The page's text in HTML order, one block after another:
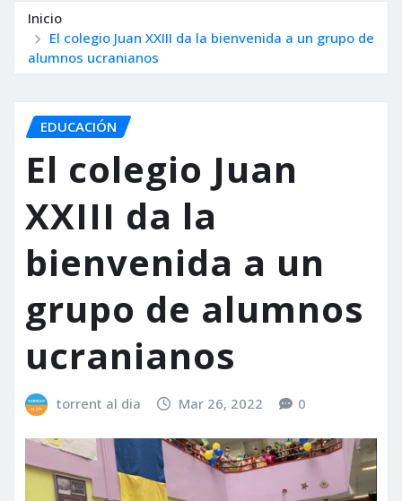
Inicio
El colegio Juan XXIII da la bienvenida a un grupo de
alumnos ucranianos
EDUCACIÓN
El colegio Juan
XXIII da la
bienvenida a un
grupo de alumnos
ucranianos
torrent al dia Mar 26, 2022 0